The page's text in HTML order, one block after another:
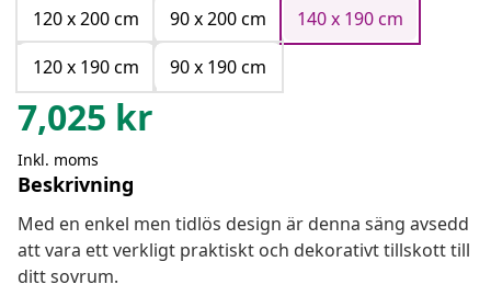
120 x 200 cm
90 x 200 cm
140 x 190 cm
120 x 190 cm
90 x 190 cm
7,025 kr
Inkl. moms
Beskrivning
Med en enkel men tidlös design är denna säng avsedd
att vara ett verkligt praktiskt och dekorativt tillskott till
ditt sovrum.